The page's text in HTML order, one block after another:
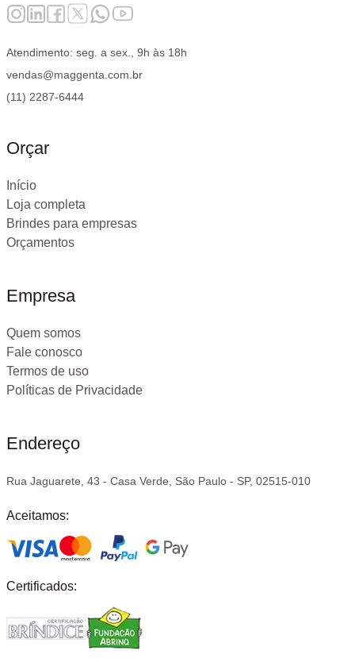
Atendimento: seg. a sex., 9h às 18h
vendas@maggenta.com.br
(11) 2287-6444
Orçar
Início
Loja completa
Brindes para empresas
Orçamentos
Empresa
Quem somos
Fale conosco
Termos de uso
Políticas de Privacidade
Endereço
Rua Jaguarete, 43 - Casa Verde, São Paulo - SP, 02515-010
Aceitamos:
Certificados: